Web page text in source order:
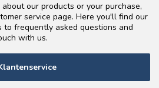
our products or your purchase,
service page. Here you'll find our
to frequently asked questions and
with us.